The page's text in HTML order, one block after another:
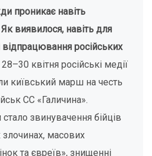
проникає навіть
виявилося, навіть для
російських
квітня російські медії
київський марш на честь
СС «Галичина».
звинувачення бійців
злочинах, масових
та євреїв», знищенні